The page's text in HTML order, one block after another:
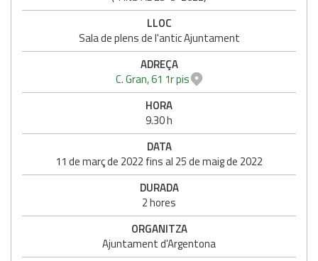
LLOC
Sala de plens de l'antic Ajuntament
ADREÇA
C. Gran, 61 1r pis
HORA
9.30 h
DATA
11 demarçde 2022 fins al 25demaigde 2022
DURADA
2 hores
ORGANITZA
Ajuntament d'Argentona